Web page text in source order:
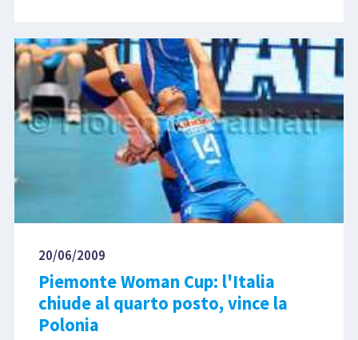
20/06/2009
Piemonte Woman Cup: l'Italia
chiude al quarto posto, vince la
Polonia